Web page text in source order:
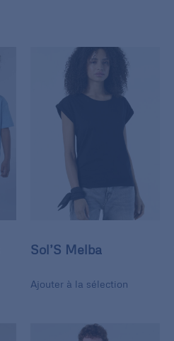
Sol’S Melba
Ajouter à la sélection